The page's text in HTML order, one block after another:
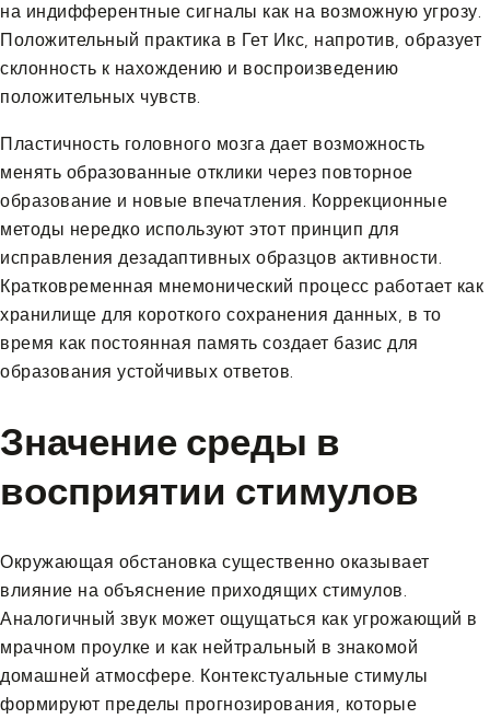
на индифферентные сигналы как на возможную угрозу.
Положительный практика в Гет Икс, напротив, образует
склонность к нахождению и воспроизведению
положительных чувств.
Пластичность головного мозга дает возможность
менять образованные отклики через повторное
образование и новые впечатления. Коррекционные
методы нередко используют этот принцип для
исправления дезадаптивных образцов активности.
Кратковременная мнемонический процесс работает как
хранилище для короткого сохранения данных, в то
время как постоянная память создает базис для
образования устойчивых ответов.
Значение среды в
восприятии стимулов
Окружающая обстановка существенно оказывает
влияние на объяснение приходящих стимулов.
Аналогичный звук может ощущаться как угрожающий в
мрачном проулке и как нейтральный в знакомой
домашней атмосфере. Контекстуальные стимулы
формируют пределы прогнозирования, которые